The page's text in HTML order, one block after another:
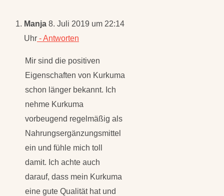
Manja 8. Juli 2019 um 22:14
Uhr - Antworten
Mir sind die positiven
Eigenschaften von Kurkuma
schon länger bekannt. Ich
nehme Kurkuma
vorbeugend regelmäßig als
Nahrungsergänzungsmittel
ein und fühle mich toll
damit. Ich achte auch
darauf, dass mein Kurkuma
eine gute Qualität hat und